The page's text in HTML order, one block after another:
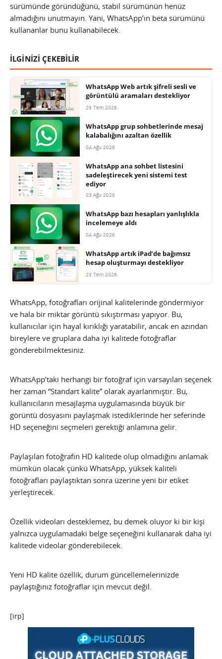
sürümünde göründüğünü, stabil sürümünün henüz
almadığını unutmayın. Yani, WhatsApp’ın beta sürümünü
kullananlar bunu kullanabilecek.
İLGİNİZİ ÇEKEBİLİR
WhatsApp Web artık şifreli sesli ve
görüntülü aramaları destekliyor
29 Tem 2026
WhatsApp grup sohbetlerinde mesaj
kalabalığını azaltan özellik
04 Ağu 2026
WhatsApp ana sohbet listesini
sadeleştirecek yeni sistemi test
ediyor
03 Ağu 2026
WhatsApp bazı hesapları yanlışlıkla
incelemeye aldı
04 Ağu 2026
WhatsApp artık iPad’de bağımsız
hesap oluşturmayı destekliyor
23 Tem 2026
WhatsApp, fotoğrafları orijinal kalitelerinde göndermiyor
ve hala bir miktar görüntü sıkıştırması yapıyor. Bu,
kullanıcılar için hayal kırıklığı yaratabilir, ancak en azından
bireylere ve gruplara daha iyi kalitede fotoğraflar
gönderebilmektesiniz.
WhatsApp’taki herhangi bir fotoğraf için varsayılan seçenek
her zaman “Standart kalite” olarak ayarlanmıştır. Bu,
kullanıcıların mesajlaşma uygulamasında büyük bir
görüntü dosyasını paylaşmak istediklerinde her seferinde
HD seçeneğini seçmeleri gerektiği anlamına gelir.
Paylaşılan fotoğrafın HD kalitede olup olmadığını anlamak
mümkün olacak çünkü WhatsApp, yüksek kaliteli
fotoğrafları paylaştıktan sonra üzerine yeni bir etiket
yerleştirecek.
Özellik videoları desteklemez, bu demek oluyor ki bir kişi
yalnızca uygulamadaki belge seçeneğini kullanarak daha iyi
kalitede videolar gönderebilecek.
Yeni HD kalite özellik, durum güncellemelerinizde
paylaştığınız fotoğraflar için mevcut değil.
[irp]